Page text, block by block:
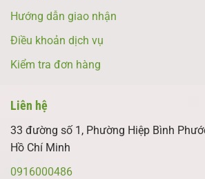
Hướng dẫn giao nhận
Điều khoản dịch vụ
Kiểm tra đơn hàng
Liên hệ
33 đường số 1, Phường Hiệp Bình
Hồ Chí Minh
0916000486